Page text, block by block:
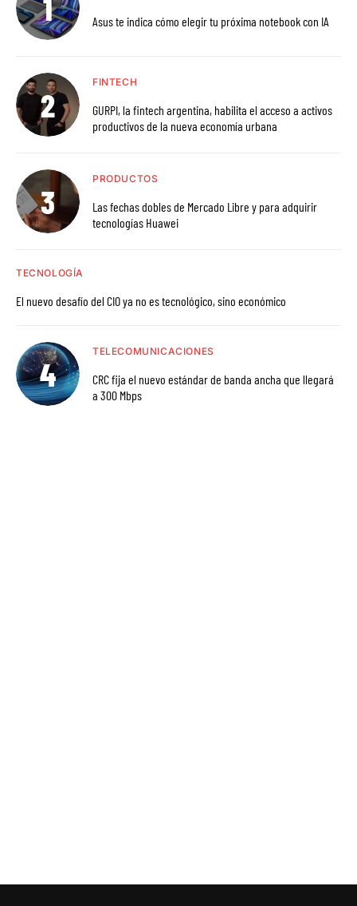
Asus te indica cómo elegir tu próxima notebook con IA
FINTECH
GURPI, la fintech argentina, habilita el acceso a activos
productivos de la nueva economía urbana
PRODUCTOS
Las fechas dobles de Mercado Libre y para adquirir
tecnologías Huawei
TECNOLOGÍA
El nuevo desafío del CIO ya no es tecnológico, sino económico
TELECOMUNICACIONES
CRC fija el nuevo estándar de banda ancha que llegará
a 300 Mbps